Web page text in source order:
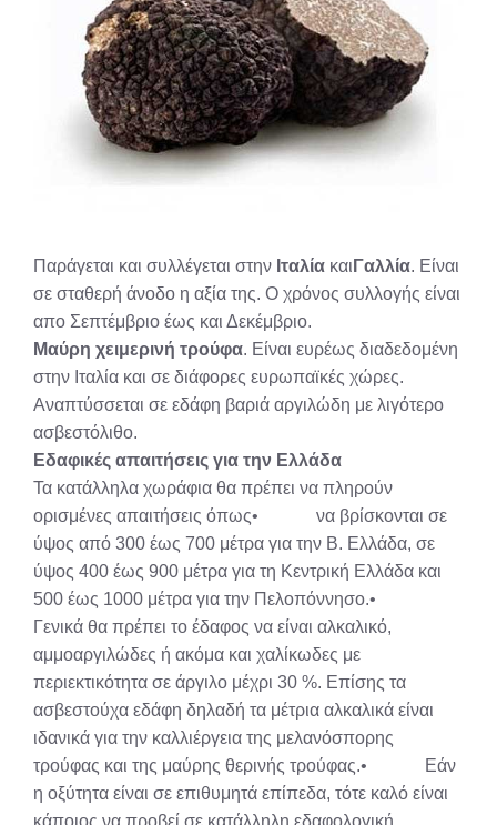
Παράγεται και συλλέγεται στην Ιταλία και Γαλλία. Είναι
σε σταθερή άνοδο η αξία της. Ο χρόνος συλλογής είναι
απο Σεπτέμβριο έως και Δεκέμβριο.
Μαύρη χειμερινή τρούφα. Είναι ευρέως διαδεδομένη
στην Ιταλία και σε διάφορες ευρωπαϊκές χώρες.
Αναπτύσσεται σε εδάφη βαριά αργιλώδη με λιγότερο
ασβεστόλιθο.
Εδαφικές απαιτήσεις για την Ελλάδα
Τα κατάλληλα χωράφια θα πρέπει να πληρούν
ορισμένες απαιτήσεις όπως• να βρίσκονται σε
ύψος από 300 έως 700 μέτρα για την Β. Ελλάδα, σε
ύψος 400 έως 900 μέτρα για τη Κεντρική Ελλάδα και
500 έως 1000 μέτρα για την Πελοπόννησο.•
Γενικά θα πρέπει το έδαφος να είναι αλκαλικό,
αμμοαργιλώδες ή ακόμα και χαλίκωδες με
περιεκτικότητα σε άργιλο μέχρι 30 %. Επίσης τα
ασβεστούχα εδάφη δηλαδή τα μέτρια αλκαλικά είναι
ιδανικά για την καλλιέργεια της μελανόσπορης
τρούφας και της μαύρης θερινής τρούφας.• Εάν
η οξύτητα είναι σε επιθυμητά επίπεδα, τότε καλό είναι